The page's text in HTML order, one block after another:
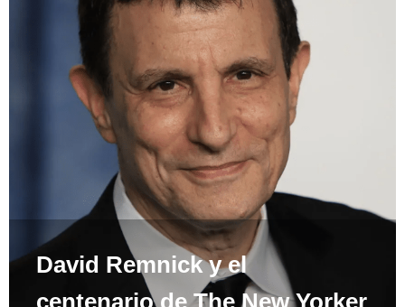
David Remnick y el
centenario de The New Yorker